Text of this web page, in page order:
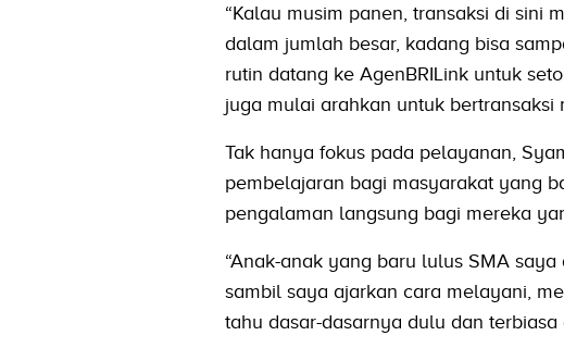
“Kalau musim panen, transaksi di sini
dalam jumlah besar, kadang bisa
rutin datang ke AgenBRILink untuk
juga mulai arahkan untuk bertransaksi
Tak hanya fokus pada pelayanan,
pembelajaran bagi masyarakat yang
pengalaman langsung bagi mereka
“Anak-anak yang baru lulus SMA
sambil saya ajarkan cara melayani,
tahu dasar-dasarnya dulu dan